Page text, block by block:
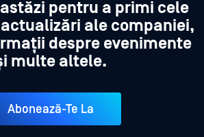
pentru a primi cele
ale companiei,
despre evenimente
multe altele.
Abonează-Te La